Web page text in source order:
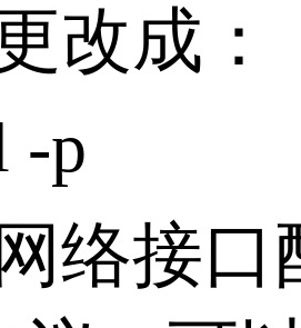
改成：
-p
络接口